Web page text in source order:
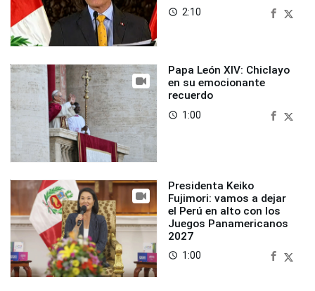
access_time 2:10
Papa León XIV: Chiclayo
en su emocionante
recuerdo
access_time 1:00
Presidenta Keiko
Fujimori: vamos a dejar
el Perú en alto con los
Juegos Panamericanos
2027
access_time 1:00